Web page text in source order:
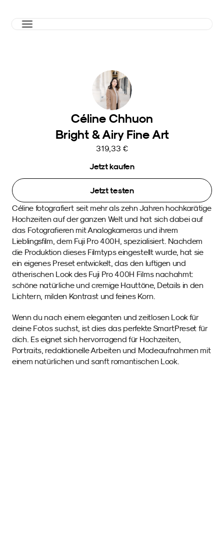
Céline Chhuon
Bright & Airy Fine Art
319,33 €
Jetzt kaufen
Jetzt testen
Céline fotografiert seit mehr als zehn Jahren hochkarätige
Hochzeiten auf der ganzen Welt und hat sich dabei auf
das Fotografieren mit Analogkameras und ihrem
Lieblingsfilm, dem Fuji Pro 400H, spezialisiert. Nachdem
die Produktion dieses Filmtyps eingestellt wurde, hat sie
ein eigenes Preset entwickelt, das den luftigen und
ätherischen Look des Fuji Pro 400H Films nachahmt:
schöne natürliche und cremige Hauttöne, Details in den
Lichtern, milden Kontrast und feines Korn.
Wenn du nach einem eleganten und zeitlosen Look für
deine Fotos suchst, ist dies das perfekte SmartPreset für
dich. Es eignet sich hervorragend für Hochzeiten,
Portraits, redaktionelle Arbeiten und Modeaufnahmen mit
einem natürlichen und sanft romantischen Look.